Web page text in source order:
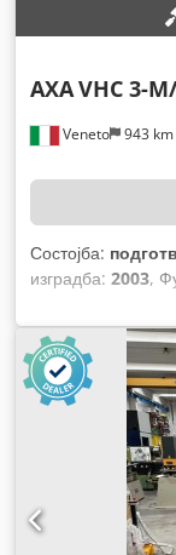
Veneto 943 km
AXAVHC 3-
Состојба:
изградба: 2003,
растојание на
оската Y:700 мм,
модел на
брзина на